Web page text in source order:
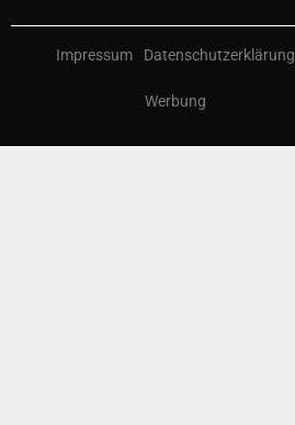
Impressum Datenschutzerklärung
Werbung